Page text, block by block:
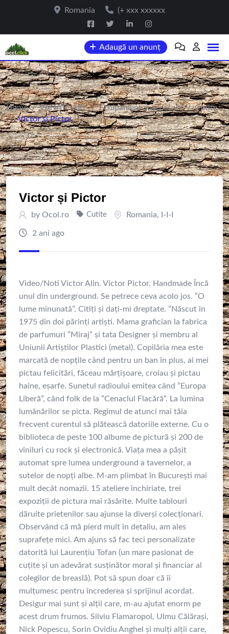
Romania (+ xxx xxxxxx
Adaugă un anunț
Home / VANATOARE / Echipament si accesorii / Cutite
/ Victor și Pictor
Victor și Pictor
by Ocol.ro Cutite Romania, I-I-I
2 ani ago
Video/Noti Victor Alin. Victor Pictor. Handmade Încă
unul din underground. Se petrece ceva acolo jos. ”O
lume minunată”. Citiți și dați-mi dreptate. ”Născut în
1975 din doi părinți artiști. Mama grafician la fabrica
de parfumuri ”Miraj” și tata Designer și membru al
Uniunii Artiștilor Plastici (metal). Copilăria mea este
marcată de nopțile când pentru un ban în plus, ai mei
pictau felicitări, făceau mărțișoare, croiau și pictau
haine, eșarfe. Sunetul radioului emitea când ”Europa
Liberă”, când folk de la ”Cenaclul Flacără”. La lumina
lumânărilor se picta. Regimul de atunci mai tăia
frecvent curentul să plătească datoriile externe. Cu o
biblioteca de peste 100 albume de pictură și 200 de
viniluri cu rock și electronică. Viața mea a pășit
automat spre lumea underground a tavernelor, a
sutelor de nopți albe. M-am plimbat în București mai
mult decât nomazii. 15 ateliere închiriate, trei
expoziții de pictura mai răsărite. Multe tablouri
dăruite prietenilor sau ajunse la diverși colecționari.
Observând că mă pierd mult în detaliu, am ales
suprafețe mici. Am ajuns să fac teci personalizate
datorită lui Laurențiu Tofan (un mare pasionat de
cuțite și un adevărat susținător moral și financiar al
colegilor de breaslă). Pot să spun doar că îi
mulțumesc pentru încrederea și sprijinul acordat.
Desigur mai sunt și alții care, m-au ajutat enorm pe
acest drum frumos. Silviu Flamaropol, Ulmu Călărași,
Nick Popescu, Sorin Ovidiu Anghel și mulți alții care,